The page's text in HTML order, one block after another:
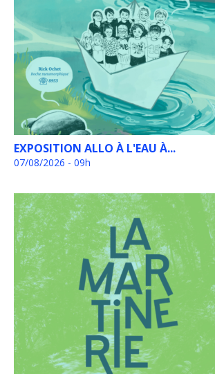
EXPOSITION ALLO À L'EAU À...
07/08/2026 - 09h